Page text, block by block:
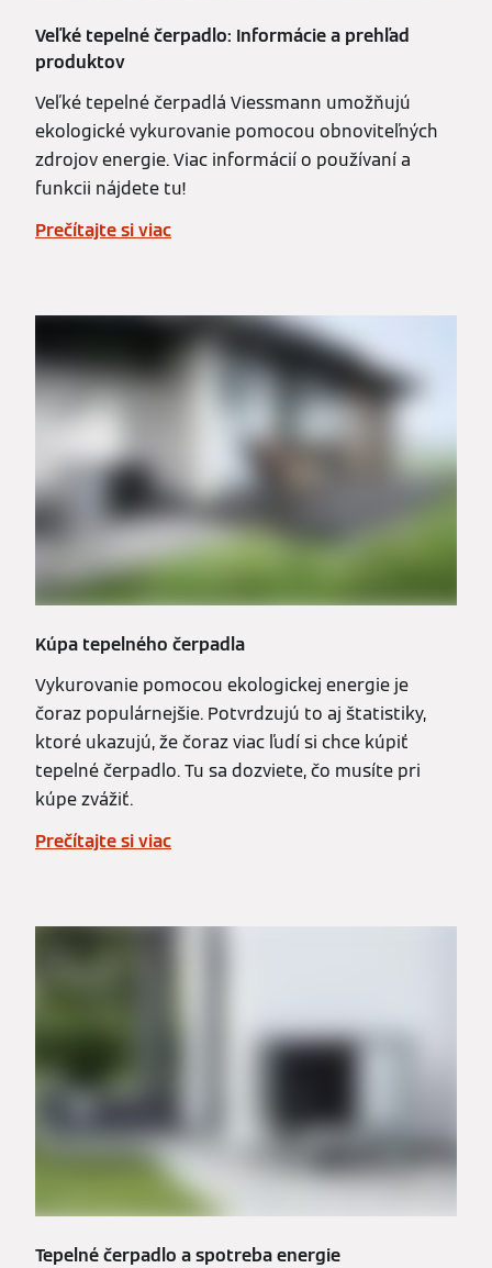
Veľké tepelné čerpadlo: Informácie a prehľad
produktov
Veľké tepelné čerpadlá Viessmann umožňujú
ekologické vykurovanie pomocou obnoviteľných
zdrojov energie. Viac informácií o používaní a
funkcii nájdete tu!
Prečítajte si viac
Kúpa tepelného čerpadla
Vykurovanie pomocou ekologickej energie je
čoraz populárnejšie. Potvrdzujú to aj štatistiky,
ktoré ukazujú, že čoraz viac ľudí si chce kúpiť
tepelné čerpadlo. Tu sa dozviete, čo musíte pri
kúpe zvážiť.
Prečítajte si viac
Tepelné čerpadlo a spotreba energie